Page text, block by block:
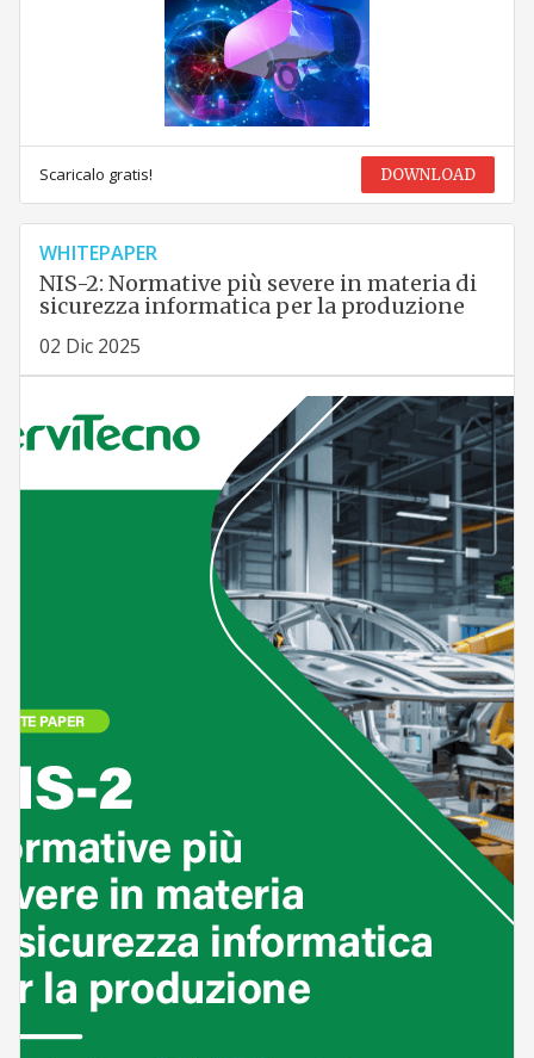
Scaricalo gratis! DOWNLOAD
WHITEPAPER
NIS-2: Normative più severe in materia di
sicurezza informatica per la produzione
02 Dic 2025